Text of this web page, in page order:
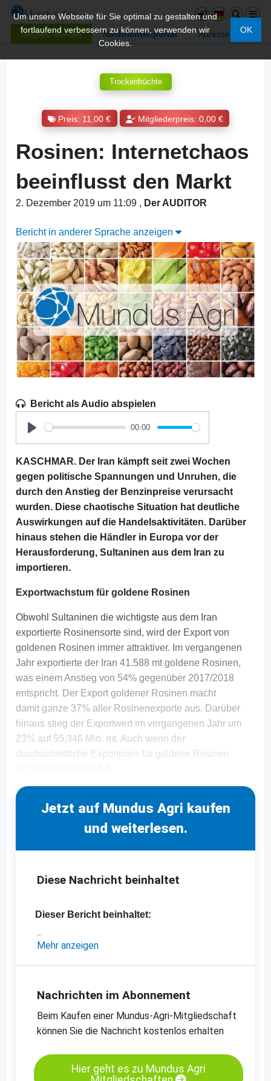
Mitglied werden Nachrichtenportal Adressen
Um unsere Webseite für Sie optimal zu gestalten und
fortlaufend verbessern zu können, verwenden wir
Cookies.
OK
Trockenfrüchte
Preis: 11,00 € Mitgliederpreis: 0,00 €
Rosinen: Internetchaos
beeinflusst den Markt
2. Dezember 2019 um 11:09 , Der AUDITOR
Bericht in anderer Sprache anzeigen
Bericht als Audio abspielen
Play
00:00
KASCHMAR. Der Iran kämpft seit zwei Wochen
gegen politische Spannungen und Unruhen, die
durch den Anstieg der Benzinpreise verursacht
wurden. Diese chaotische Situation hat deutliche
Auswirkungen auf die Handelsaktivitäten. Darüber
hinaus stehen die Händler in Europa vor der
Herausforderung, Sultaninen aus dem Iran zu
importieren.
Exportwachstum für goldene Rosinen
Obwohl Sultaninen die wichtigste aus dem Iran
exportierte Rosinensorte sind, wird der Export von
goldenen Rosinen immer attraktiver. Im vergangenen
Jahr exportierte der Iran 41.588 mt goldene Rosinen,
was einem Anstieg von 54% gegenüber 2017/2018
entspricht. Der Export goldener Rosinen macht
damit ganze 37% aller Rosinenexporte aus. Darüber
hinaus stieg der Exportwert im vergangenen Jahr um
23% auf 55,346 Mio. mt. Auch wenn der
durchschnittliche Exportpreis für goldene Rosinen
Jetzt auf Mundus Agri kaufen
und weiterlesen.
Diese Nachricht beinhaltet
Dieser Bericht beinhaltet:
- Markt-Update aus dem Iran
-Sultaninen, Grade A, Type 9, standard,
-Sultaninen, Grade A, Type 10, standard,
Türkei
Türkei
Mehr anzeigen
Nachrichten im Abonnement
Beim Kaufen einer Mundus-Agri-Mitgliedschaft
können Sie die Nachricht kostenlos erhalten
Hier geht es zu Mundus Agri